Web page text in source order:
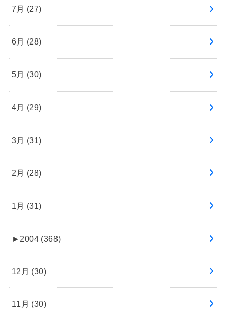
7月 (27)
6月 (28)
5月 (30)
4月 (29)
3月 (31)
2月 (28)
1月 (31)
► 2004 (368)
12月 (30)
11月 (30)